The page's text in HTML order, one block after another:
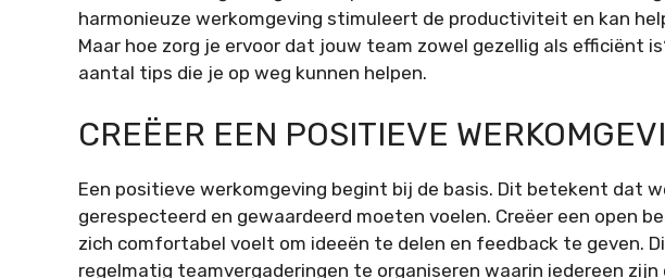
harmonieuze werkomgeving stimuleert de productiviteit en kan
Maar hoe zorg je ervoor dat jouw team zowel gezellig als efficiënt
aantal tips die je op weg kunnen helpen.
CREËER EEN POSITIEVE
Een positieve werkomgeving begint bij de basis. Dit betekent dat
gerespecteerd en gewaardeerd moeten voelen. Creëer een open
zich comfortabel voelt om ideeën te delen en feedback te geven.
regelmatig teamvergaderingen te organiseren waarin iedereen